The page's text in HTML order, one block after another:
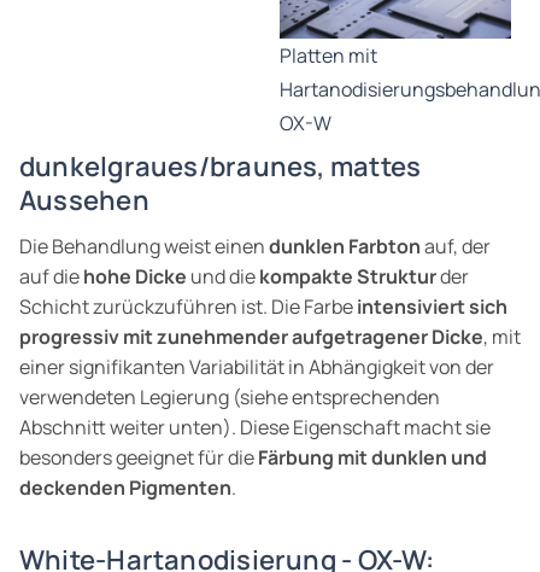
Platten mit
OX-W
dunkelgraues/braunes, mattes
Aussehen
Die Behandlung weist einendunklen Farbtonauf, der
auf diehohe Dicke und diekompakte Strukturder
Schicht zurückzuführen ist. Die Farbeintensiviert sich
progressiv mit zunehmender aufgetragener Dicke, mit
einer signifikanten Variabilität in Abhängigkeit von der
verwendeten Legierung (siehe entsprechenden
Abschnitt weiter unten). Diese Eigenschaft macht sie
besonders geeignet für dieFärbung mit dunklen und
deckenden Pigmenten.
White-Hartanodisierung - OX-W: